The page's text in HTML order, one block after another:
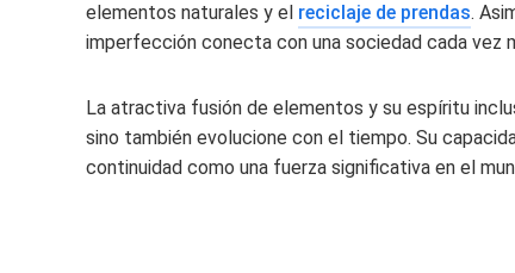
elementos naturales y el reciclaje de prendas.
imperfección conecta con una sociedad cada vez
La atractiva fusión de elementos y su espíritu
sino también evolucione con el tiempo. Su
continuidad como una fuerza significativa en el